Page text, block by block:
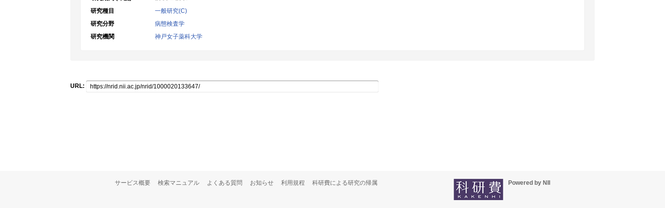
研究種目
一般研究(C)
研究分野
病態検査学
研究機関
神戸女子薬科大学
URL:
サービス概要 検索マニュアル よくある質問 お知らせ 利用規程 科研費による研究の帰属 Powered by NII